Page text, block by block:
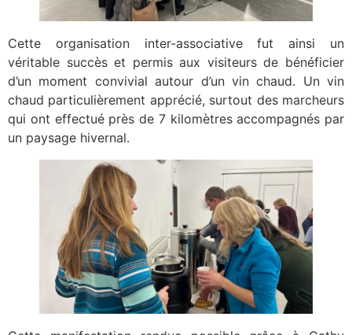
Cette organisation inter-associative fut ainsi un
véritable succès et permis aux visiteurs de bénéficier
d’un moment convivial autour d’un vin chaud. Un vin
chaud particulièrement apprécié, surtout des marcheurs
qui ont effectué près de 7 kilomètres accompagnés par
un paysage hivernal.